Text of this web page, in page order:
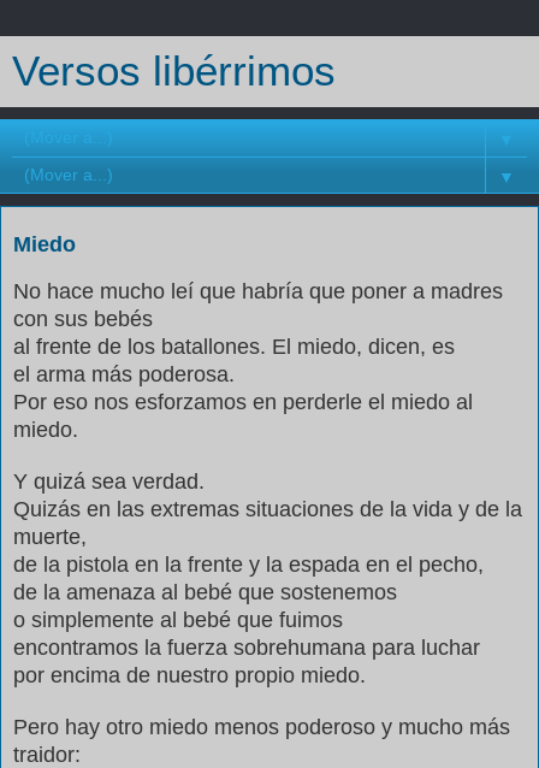
Versos libérrimos
▼
▼
Miedo
No hace mucho leí que habría que poner a madres
con sus bebés
al frente de los batallones. El miedo, dicen, es
el arma más poderosa.
Por eso nos esforzamos en perderle el miedo al
miedo.
Y quizá sea verdad.
Quizás en las extremas situaciones de la vida y de la
muerte,
de la pistola en la frente y la espada en el pecho,
de la amenaza al bebé que sostenemos
o simplemente al bebé que fuimos
encontramos la fuerza sobrehumana para luchar
por encima de nuestro propio miedo.
Pero hay otro miedo menos poderoso y mucho más
traidor: